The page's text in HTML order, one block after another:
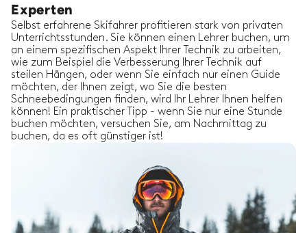
Experten
Selbst erfahrene Skifahrer profitieren stark von privaten
Unterrichtsstunden. Sie können einen Lehrer buchen, um
an einem spezifischen Aspekt Ihrer Technik zu arbeiten,
wie zum Beispiel die Verbesserung Ihrer Technik auf
steilen Hängen, oder wenn Sie einfach nur einen Guide
möchten, der Ihnen zeigt, wo Sie die besten
Schneebedingungen finden, wird Ihr Lehrer Ihnen helfen
können! Ein praktischer Tipp - wenn Sie nur eine Stunde
buchen möchten, versuchen Sie, am Nachmittag zu
buchen, da es oft günstiger ist!